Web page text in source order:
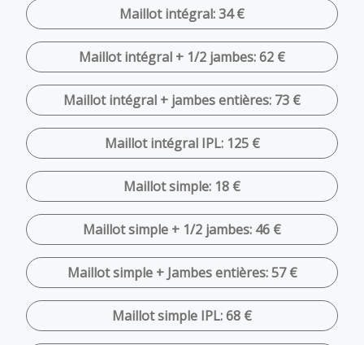
Maillot intégral: 34 €
Maillot intégral + 1/2 jambes: 62 €
Maillot intégral + jambes entières: 73 €
Maillot intégral IPL: 125 €
Maillot simple: 18 €
Maillot simple + 1/2 jambes: 46 €
Maillot simple + Jambes entières: 57 €
Maillot simple IPL: 68 €